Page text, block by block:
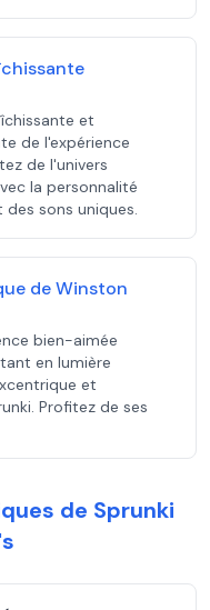
et
de l'expérience
de l'univers
la personnalité
sons uniques.
de Winston
bien-aimée
en lumière
et
Profitez de ses
de Sprunki